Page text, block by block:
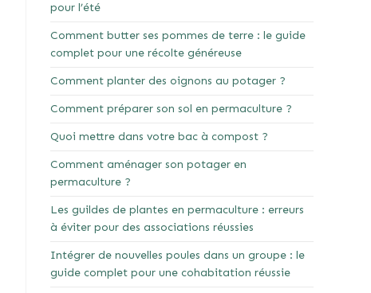
pour l’été
Comment butter ses pommes de terre : le guide
complet pour une récolte généreuse
Comment planter des oignons au potager ?
Comment préparer son sol en permaculture ?
Quoi mettre dans votre bac à compost ?
Comment aménager son potager en
permaculture ?
Les guildes de plantes en permaculture : erreurs
à éviter pour des associations réussies
Intégrer de nouvelles poules dans un groupe : le
guide complet pour une cohabitation réussie